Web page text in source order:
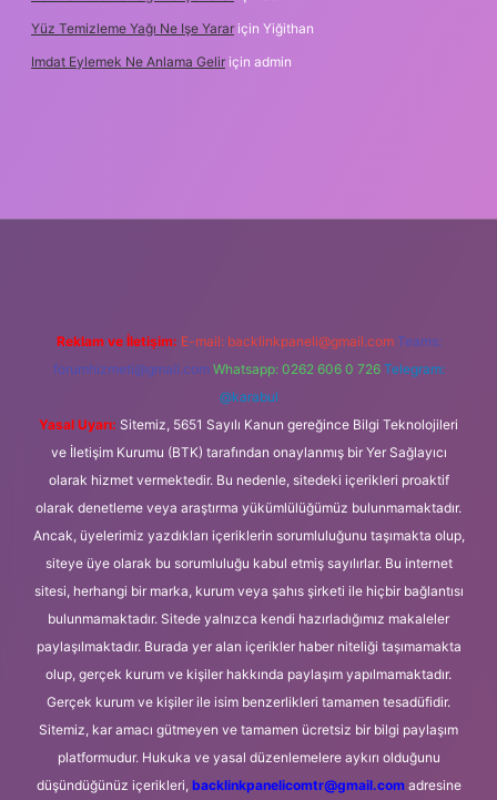
Yüz Temizleme Yağı Ne Işe Yarar için Yiğithan
Imdat Eylemek Ne Anlama Gelir için admin
Reklam ve İletişim: E-mail: backlinkpaneli@gmail.com Teams:
forumhizmeti@gmail.com Whatsapp: 0262 606 0 726 Telegram:
@karabul
Yasal Uyarı: Sitemiz, 5651 Sayılı Kanun gereğince Bilgi Teknolojileri
ve İletişim Kurumu (BTK) tarafından onaylanmış bir Yer Sağlayıcı
olarak hizmet vermektedir. Bu nedenle, sitedeki içerikleri proaktif
olarak denetleme veya araştırma yükümlülüğümüz bulunmamaktadır.
Ancak, üyelerimiz yazdıkları içeriklerin sorumluluğunu taşımakta olup,
siteye üye olarak bu sorumluluğu kabul etmiş sayılırlar. Bu internet
sitesi, herhangi bir marka, kurum veya şahıs şirketi ile hiçbir bağlantısı
bulunmamaktadır. Sitede yalnızca kendi hazırladığımız makaleler
paylaşılmaktadır. Burada yer alan içerikler haber niteliği taşımamakta
olup, gerçek kurum ve kişiler hakkında paylaşım yapılmamaktadır.
Gerçek kurum ve kişiler ile isim benzerlikleri tamamen tesadüfidir.
Sitemiz, kar amacı gütmeyen ve tamamen ücretsiz bir bilgi paylaşım
platformudur. Hukuka ve yasal düzenlemelere aykırı olduğunu
düşündüğünüz içerikleri, backlinkpanelicomtr@gmail.comadresine